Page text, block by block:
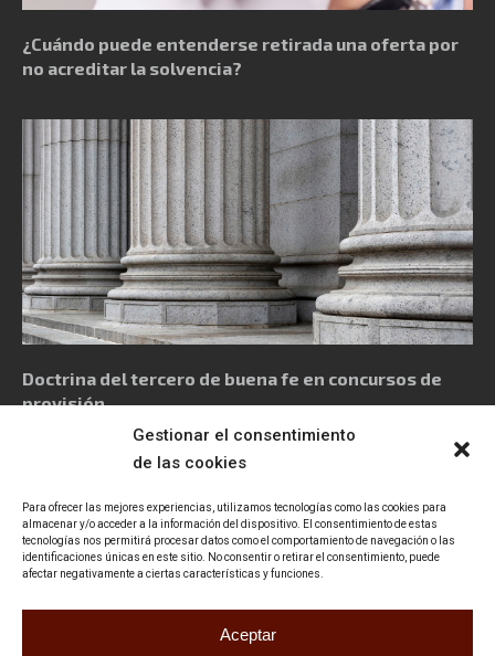
Gestionar el consentimiento
de las cookies
Para ofrecer las mejores experiencias, utilizamos tecnologías como las cookies para
almacenar y/o acceder a la información del dispositivo. El consentimiento de estas
tecnologías nos permitirá procesar datos como el comportamiento de navegación o las
identificaciones únicas en este sitio. No consentir o retirar el consentimiento, puede
afectar negativamente a ciertas características y funciones.
Aceptar
¿Cuándo puede entenderse retirada una oferta por
no acreditar la solvencia?
Doctrina del tercero de buena fe en concursos de
provisión
Política de privacidad Aviso Legal
Política de cookies